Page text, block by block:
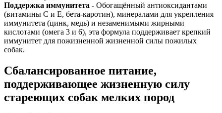
Поддержка иммунитета - Обогащённый антиоксидантами
(витамины C и E, бета-каротин), минералами для укрепления
иммунитета (цинк, медь) и незаменимыми жирными
кислотами (омега 3 и 6), эта формула поддерживает крепкий
иммунитет для пожизненной жизненной силы пожилых
собак.
Сбалансированное питание,
поддерживающее жизненную силу
стареющих собак мелких пород